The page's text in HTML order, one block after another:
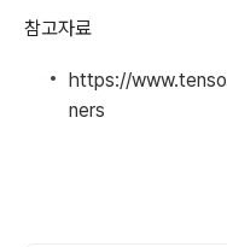
참고자료
https://
ners